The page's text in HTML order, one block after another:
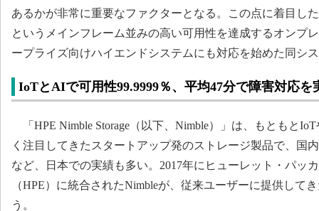
あるかが非常に重要なファクターとなる。この点に着目し
というメインフレーム並みの高い可用性を達成するオンプ
ープライズ向けハイエンドシステムにも対応を始めた同シ
IoTとAIで可用性99.9999％、平均47分で障害対応を
「HPE Nimble Storage（以下、Nimble）」は、もともと
く注目してきたスタートアップ発のストレージ製品で、国
など、日本での実績も多い。2017年にヒューレット・パッ
（HPE）に統合されたNimbleが、従来ユーザーに提供して
う。